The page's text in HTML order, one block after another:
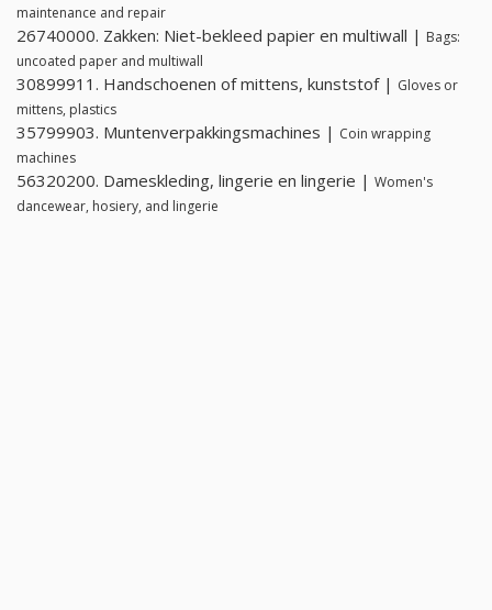
maintenance and repair
26740000. Zakken: Niet-bekleed papier en multiwall | Bags:
uncoated paper and multiwall
30899911. Handschoenen of mittens, kunststof | Gloves or
mittens, plastics
35799903. Muntenverpakkingsmachines | Coin wrapping
machines
56320200. Dameskleding, lingerie en lingerie | Women's
dancewear, hosiery, and lingerie